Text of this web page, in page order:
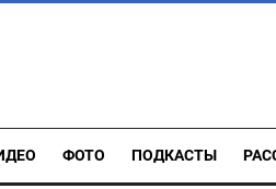
ФОТО ПОДКАСТЫ